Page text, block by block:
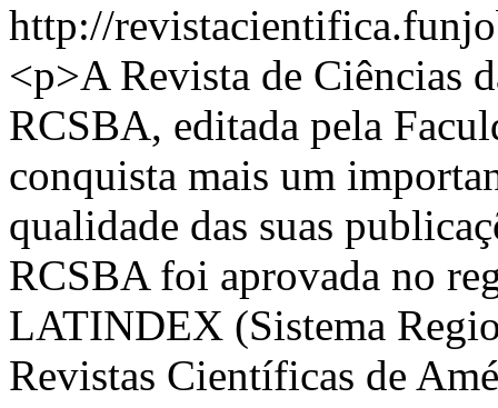
http://
<p>A Revista de Ciências
RCSBA, editada pela
conquista mais um
qualidade das suas
RCSBA foi aprovada no
LATINDEX (Sistema
Revistas Científicas de